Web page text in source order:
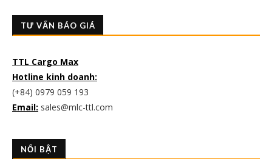
TƯ VẤN BÁO GIÁ
TTL Cargo Max
Hotline kinh doanh:
(+84) 0979 059 193
Email: sales@mlc-ttl.com
NỔI BẬT